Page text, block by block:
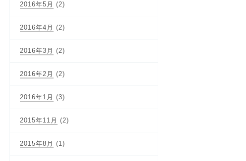
2016年5月 (2)
2016年4月 (2)
2016年3月 (2)
2016年2月 (2)
2016年1月 (3)
2015年11月 (2)
2015年8月 (1)